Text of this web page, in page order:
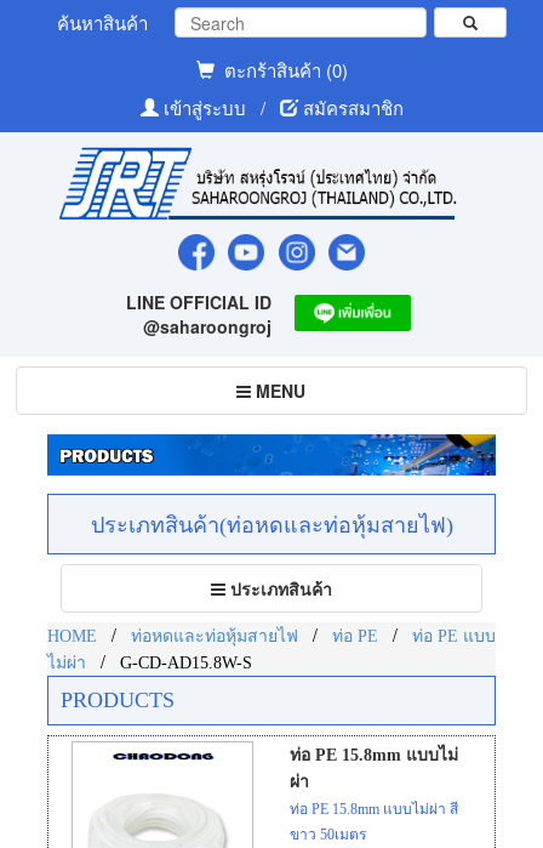
ค้นหาสินค้า
ตะกร้าสินค้า (0)
เข้าสู่ระบบ
/ สมัครสมาชิก
LINE OFFICIAL ID
@saharoongroj
Toggle
navigation
MENU
ประเภทสินค้า(ท่อหดและท่อหุ้มสายไฟ)
Toggle
navigation
ประเภทสินค้า
HOME / ท่อหดและท่อหุ้มสายไฟ / ท่อ PE /
ท่อ PE แบบ
ไม่ผ่า
/ G-CD-AD15.8W-S
PRODUCTS
ท่อ PE 15.8mm แบบไม่
ผ่า
ท่อ PE 15.8mm แบบไม่ผ่า สี
ขาว 50เมตร